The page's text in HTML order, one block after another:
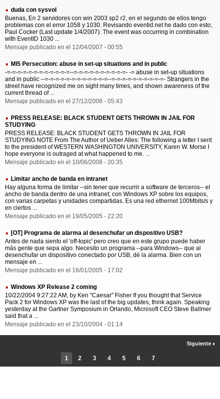
duda con sysvol
Buenas, En 2 servidores con win 2003 sp2 r2, en el segundo de ellos tengo
problemas con el error 1058 y 1030. Revisando eventid.net he dado con esto;
Paul Cocker (Last update 1/4/2007): The event was occurring in combination
with EventID 1030 ...
Mensaje publicado en el 12/04/2007 - 00:55
MI5 Persecution: abuse in set-up situations and in public
-=-=-=-=-=-=-=-=-=-=-=-=--=-=-=-=-=-=-=-=-=-=- -= abuse in set-up situations
and in public --=-=-=-=-=-=-=-=-=-=-=-=--=-=-=-=-=-=-=-=-=-=- Strangers in the
street have recognized me on sight many times, and shown awareness of the
current thread of ...
Mensaje publicado en el 27/12/2006 - 05:43
PRESS RELEASE: BLACK STUDENT GETS THROWN IN JAIL FOR
STUDYING
PRESS RELEASE: BLACK STUDENT GETS THROWN IN JAIL FOR
STUDYING NOTE From The Author of Ueber Alles: The following a letter I sent
to the president of WESTERN WASHINGTON UNIVERSITY, Karen W. Morse I
hope everyone is outraged at what happened to me. ...
Mensaje publicado en el 10/06/2006 - 20:35
Limitar ancho de banda en intranet
Hay alguna forma de limitar --sin tener que recurrir a software de terceros-- el
ancho de banda dentro de una intranet; con Windows XP sobre los equipos,
con varias carpetas y unidades compartidas. Es una red ethernet 100Mbits/s y
en ciertos ...
Mensaje publicado en el 19/05/2005 - 22:20
[OT] Programa de alarma al desenchufar un dispositivo USB?
Antes de nada siento el 'off-topic' pero creo que en este grupo puede haber
más gente que sepa algo. Necesito un programa --para Windows-- que al
desenchufar un dispositivo conectado por USB, dé la alarma. Bien con un
mensaje en ...
Mensaje publicado en el 16/01/2005 - 17:02
Windows XP Release 2 coming
10/22/2004 9:27:22 AM, by Ken "Caesar" Fisher If you thought that Service
Pack 2 for Windows XP was the last of the big updates, think again. Speaking
yesterday at the Gartner Symposium in Orlando, Microsoft CEO Steve Ballmer
said that a ...
Mensaje publicado en el 23/10/2004 - 01:14
1 2 3 4 5 6 7
Siguiente